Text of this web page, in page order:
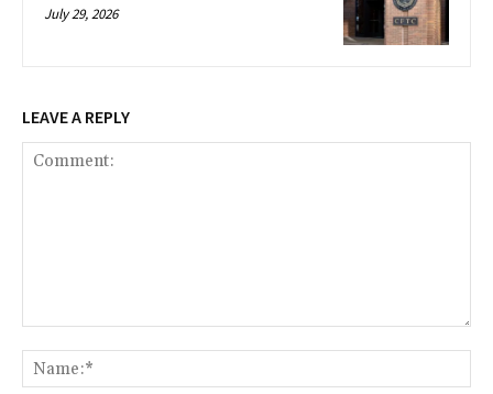
July 29, 2026
LEAVE A REPLY